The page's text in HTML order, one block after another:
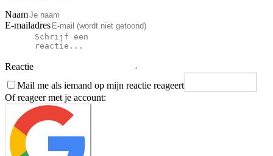
Naam
E-mailadres
Reactie
Mail me als iemand op mijn reactie reageert
Of reageer met je account: